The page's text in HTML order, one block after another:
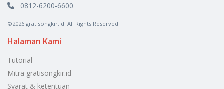
0812-6200-6600
©2026 gratisongkir.id. All Rights Reserved.
Halaman Kami
Tutorial
Mitra gratisongkir.id
Syarat & ketentuan